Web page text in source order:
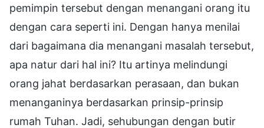
pemimpin tersebut dengan menangani orang itu
dengan cara seperti ini. Dengan hanya menilai
dari bagaimana dia menangani masalah tersebut,
apa natur dari hal ini? Itu artinya melindungi
orang jahat berdasarkan perasaan, dan bukan
menanganinya berdasarkan prinsip-prinsip
rumah Tuhan. Jadi, sehubungan dengan butir